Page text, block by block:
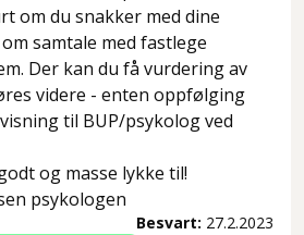
om du snakker med dine
samtale med fastlege
Der kan du få vurdering av
videre - enten oppfølging
til BUP/psykolog ved
og masse lykke til!
psykologen
Besvart: 27.2.2023